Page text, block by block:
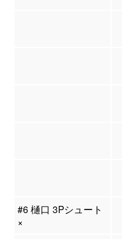
#6 樋口 3Pシュート
×